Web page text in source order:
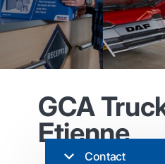
GCA
Etienne
Contact